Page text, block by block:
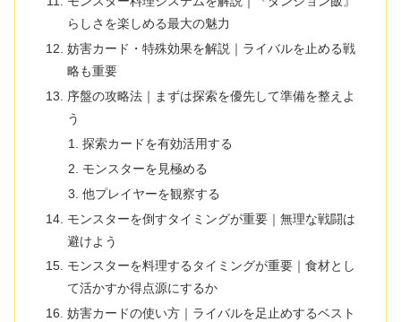
らしさを楽しめる最大の魅力
妨害カード・特殊効果を解説｜ライバルを止める戦
略も重要
序盤の攻略法｜まずは探索を優先して準備を整えよ
う
探索カードを有効活用する
モンスターを見極める
他プレイヤーを観察する
モンスターを倒すタイミングが重要｜無理な戦闘は
避けよう
モンスターを料理するタイミングが重要｜食材とし
て活かすか得点源にするか
妨害カードの使い方｜ライバルを足止めするベスト